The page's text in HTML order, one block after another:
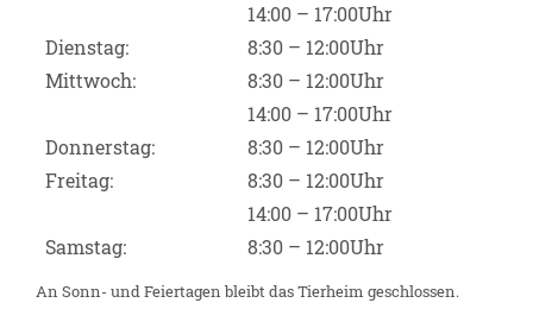
14:00 – 17:00Uhr
Dienstag:
8:30 – 12:00Uhr
Mittwoch:
8:30 – 12:00Uhr
14:00 – 17:00Uhr
Donnerstag:
8:30 – 12:00Uhr
Freitag:
8:30 – 12:00Uhr
14:00 – 17:00Uhr
Samstag:
8:30 – 12:00Uhr
An Sonn- und Feiertagen bleibt das Tierheim geschlossen.